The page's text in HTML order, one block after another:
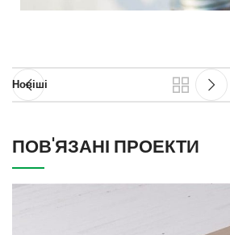
Новіші
ПОВ'ЯЗАНІ ПРОЕКТИ